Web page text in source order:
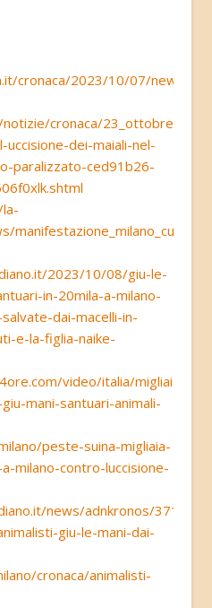
cronaca/2023/10/07/news/
cronaca/23_ottobre_07/
dei-maiali-nel-
paralizzato-ced91b26-
2023/10/08/giu-le-
in-20mila-a-milano-
dai-macelli-in-
e-la-figlia-naike-
video/italia/migliaia-
mani-santuari-animali-
peste-suina-migliaia-
milano-contro-luccisione-
news/adnkronos/
giu-le-mani-dai-
cronaca/animalisti-